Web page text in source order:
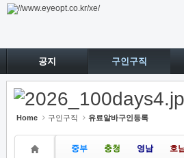
공지 구인구직
Home 구인구직 유료알바구인등록
중부 충청 영남 호